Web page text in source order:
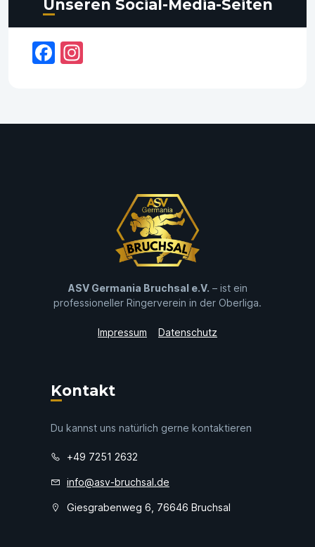
Unseren Social-Media-Seiten
Facebook
ASV Germania Bruchsal e.V. – ist ein
professioneller Ringerverein in der Oberliga.
Impressum Datenschutz
Kontakt
Du kannst uns natürlich gerne kontaktieren
+49 7251 2632
info@asv-bruchsal.de
Giesgrabenweg 6, 76646 Bruchsal